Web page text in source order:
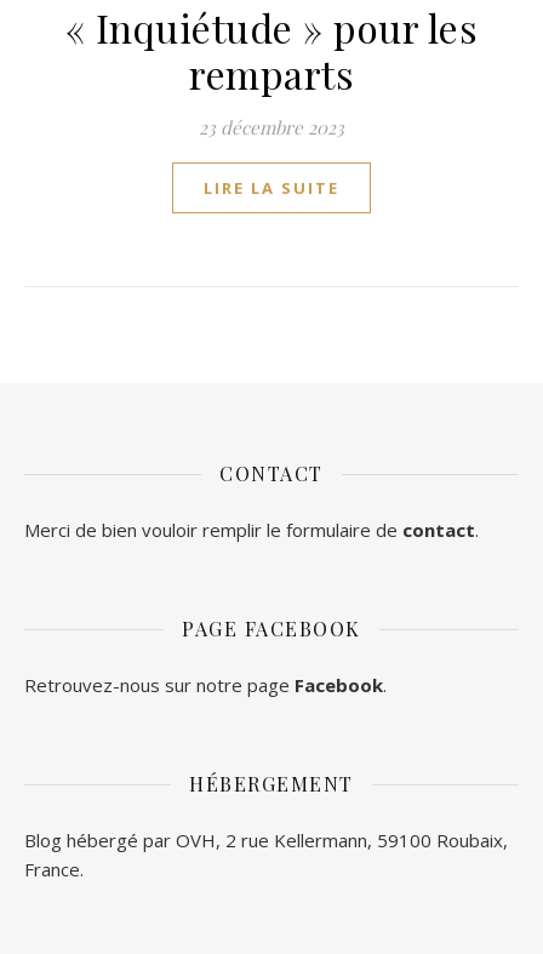
« Inquiétude » pour les
remparts
23 décembre 2023
LIRE LA SUITE
CONTACT
Merci de bien vouloir remplir le formulaire de contact.
PAGE FACEBOOK
Retrouvez-nous sur notre page Facebook.
HÉBERGEMENT
Blog hébergé par OVH, 2 rue Kellermann, 59100 Roubaix,
France.